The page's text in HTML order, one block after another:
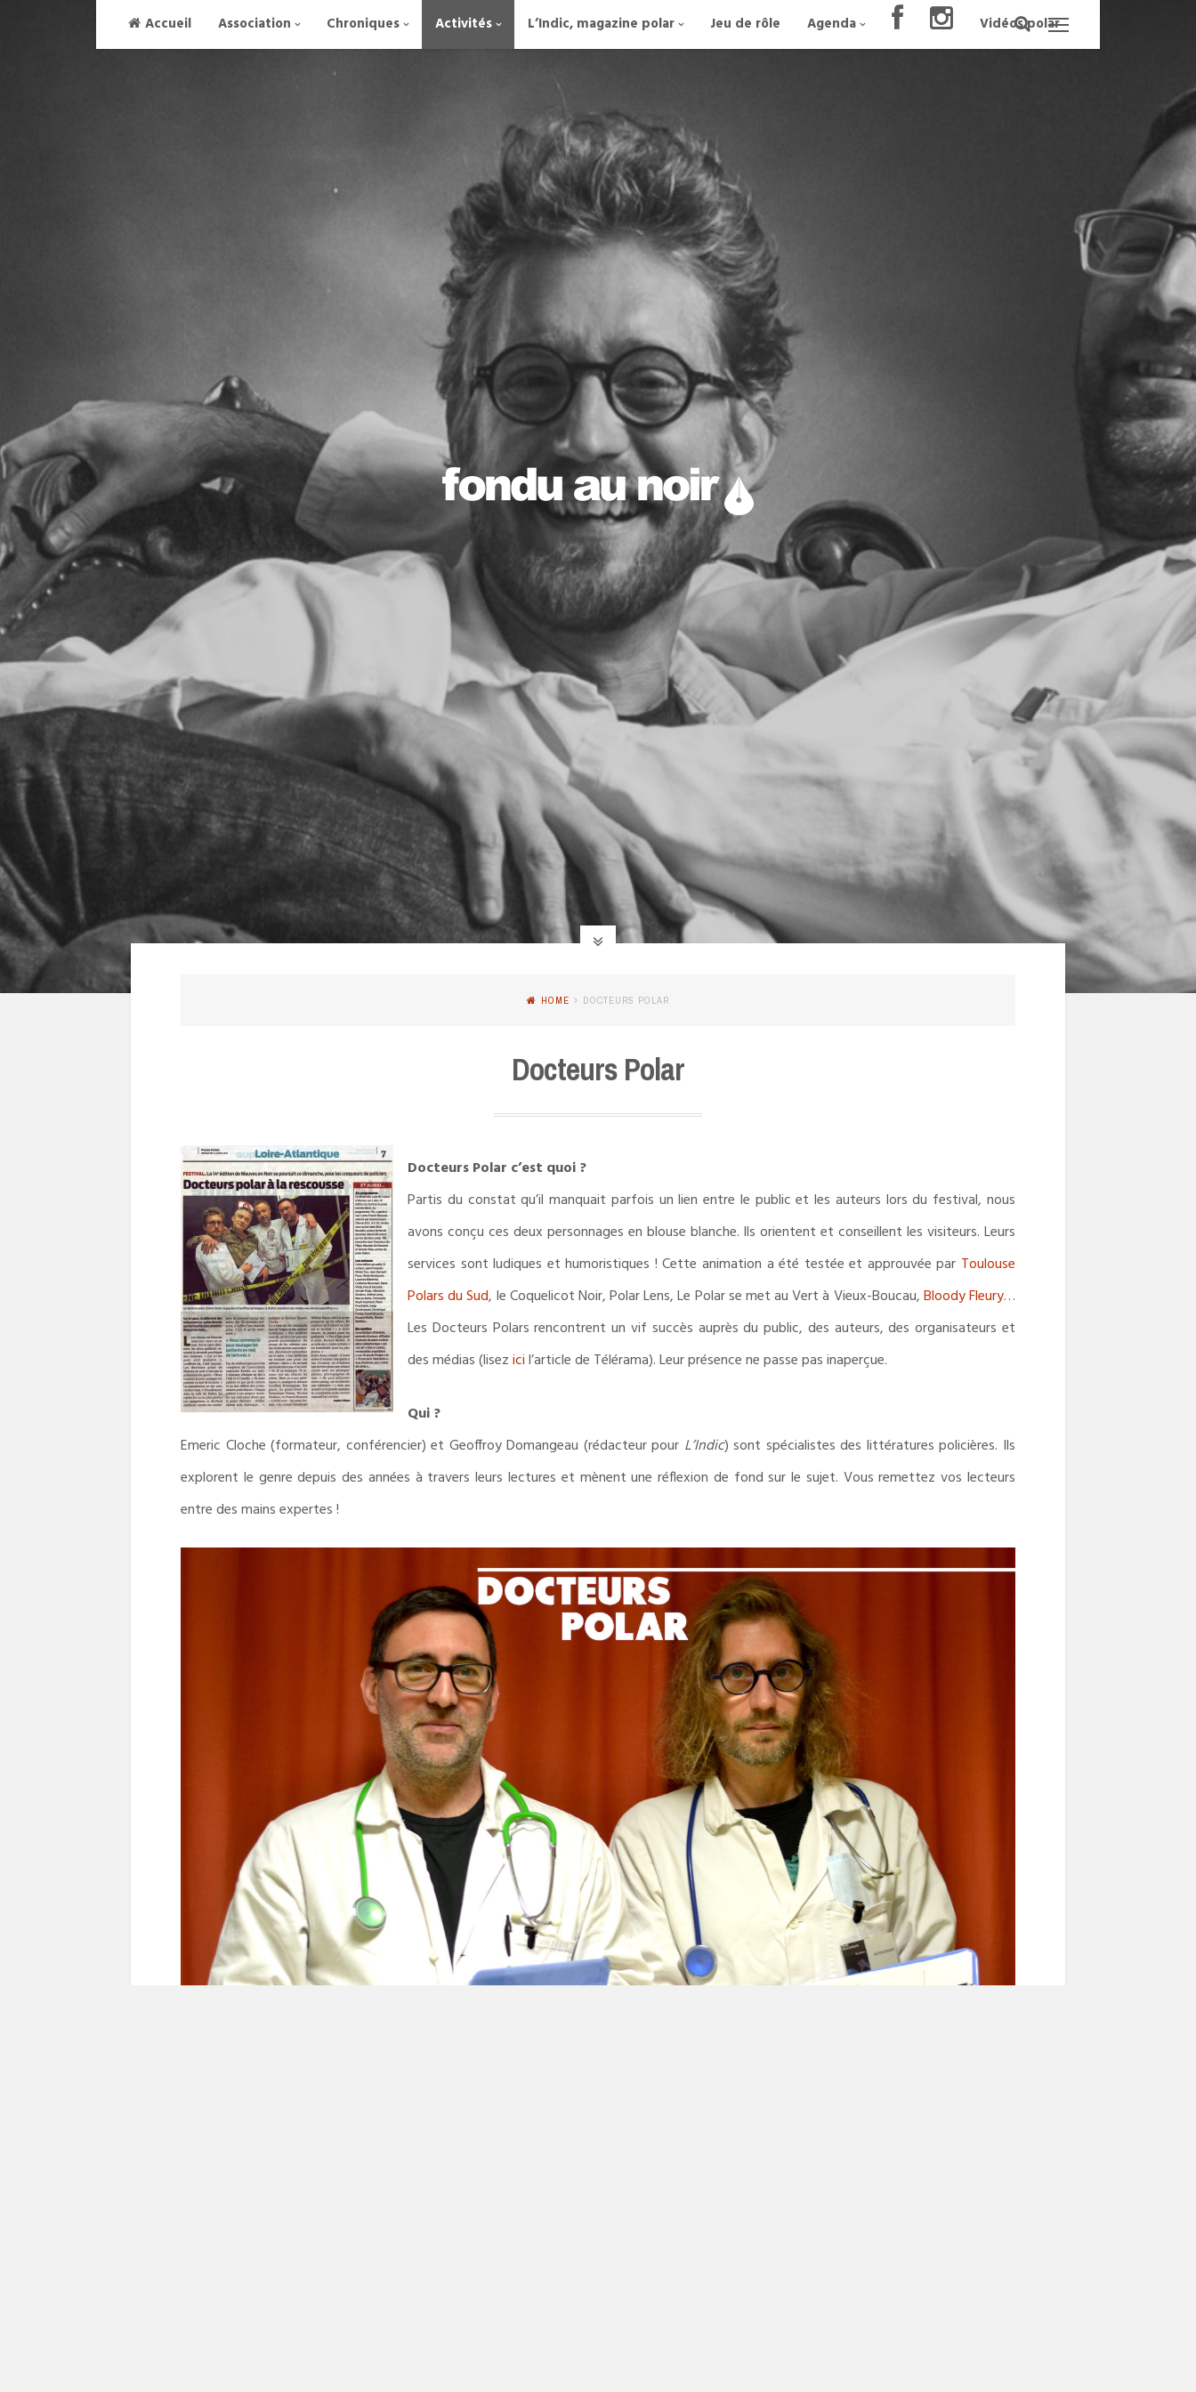
Accueil Association Chroniques Activités L’Indic, magazine polar Jeu de rôle Agenda Vidéos polar
HOME DOCTEURS POLAR
Docteurs Polar
Docteurs Polar c’est quoi ?
Partis du constat qu’il manquait parfois un lien entre le public et les auteurs lors du festival, nous
avons conçu ces deux personnages en blouse blanche. Ils orientent et conseillent les visiteurs. Leurs
services sont ludiques et humoristiques ! Cette animation a été testée et approuvée par Toulouse
Polars du Sud, le Coquelicot Noir, Polar Lens, Le Polar se met au Vert à Vieux-Boucau,Bloody Fleury…
Les Docteurs Polars rencontrent un vif succès auprès du public, des auteurs, des organisateurs et
des médias (lisezicil’article de Télérama). Leur présence ne passe pas inaperçue.
Qui ?
Emeric Cloche (formateur, conférencier) et Geoffroy Domangeau (rédacteur pour L’Indic) sont spécialistes des littératures policières. Ils
explorent le genre depuis des années à travers leurs lectures et mènent une réflexion de fond sur le sujet. Vous remettez vos lecteurs
entre des mains expertes !